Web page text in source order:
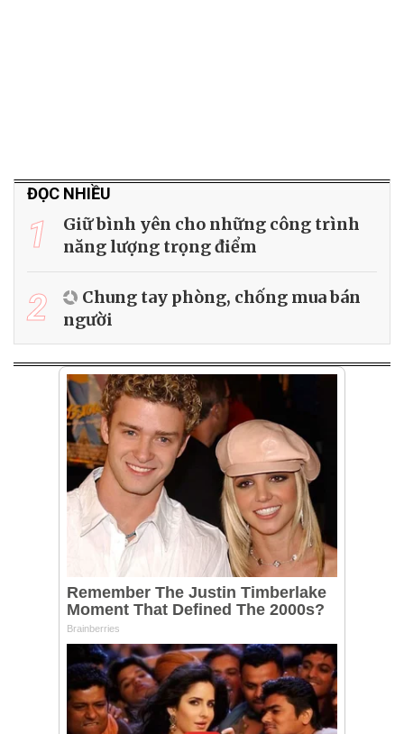
ĐỌC NHIỀU
1
Giữ bình yên cho những công trình
năng lượng trọng điểm
2
Chung tay phòng, chống mua bán
người